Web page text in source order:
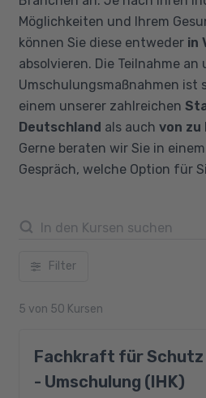
Möglichkeiten und Ihrem
können Sie diese entweder in
absolvieren. Die Teilnahme an
Umschulungsmaßnahmen ist
einem unserer zahlreichen
Deutschland als auch von zu
Gerne beraten wir Sie in
Gespräch, welche Option für
Filter
5 von 50 Kursen
Fachkraft für Schutz
- Umschulung (IHK)